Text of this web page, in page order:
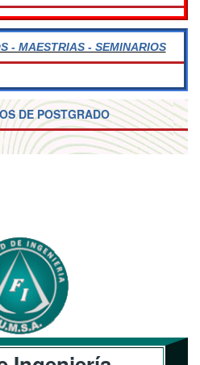
- MAESTRIAS - SEMINARIOS
DE POSTGRADO